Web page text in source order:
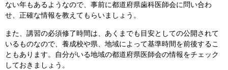
ない年もあるようなので、事前に都道府県歯科医師会に問い合わ
せ、正確な情報を教えてもらいましょう。
また、講習の必須修了時間は、あくまでも目安としての公開されて
いるものなので、養成校や県、地域によって基準時間を前後するこ
ともあります。自分がいる地域の都道府県医師会の情報をチェック
しておきましょう。